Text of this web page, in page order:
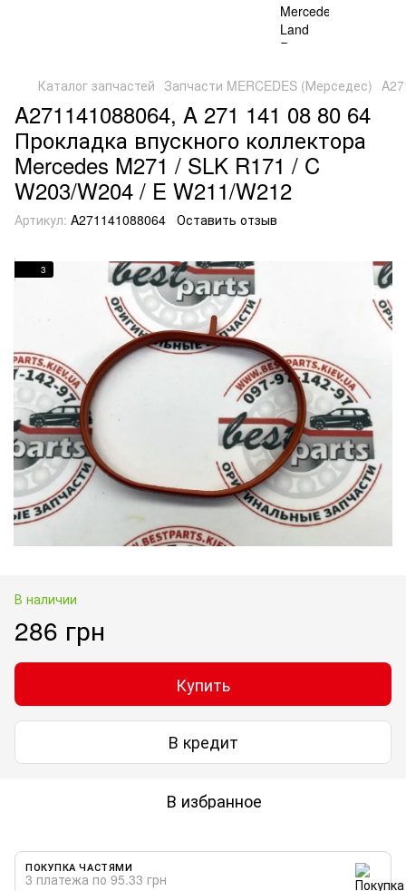
Каталог запчастей Запчасти MERCEDES (Мерседес)
A271141088064, A 271 141 08 80 64
Прокладка впускного коллектора
Mercedes M271 / SLK R171 / C
W203/W204 / E W211/W212
Артикул: A271141088064 Оставить отзыв
3
В наличии
286 грн
Купить
В кредит
В избранное
ПОКУПКА ЧАСТЯМИ
3 платежа по 95.33 грн